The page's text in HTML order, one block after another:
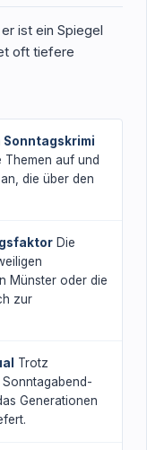
ist ein Spiegel
oft tiefere
auf und
die über den
Die
Münster oder die
zur
Trotz
Generationen